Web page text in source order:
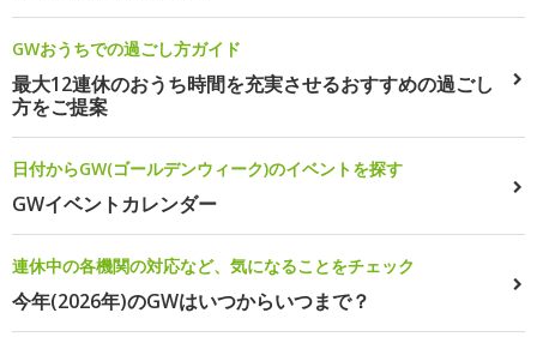
GWおうちでの過ごし方ガイド
最大12連休のおうち時間を充実させるおすすめの過ごし
方をご提案
日付からGW(ゴールデンウィーク)のイベントを探す
GWイベントカレンダー
連休中の各機関の対応など、気になることをチェック
今年(2026年)のGWはいつからいつまで？